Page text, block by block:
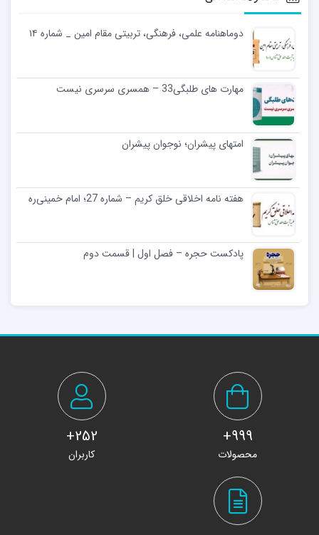
دوماهنامه علمی، فرهنگی، تربیتی مقام امین _ شماره ۱۴
مهارت های طلبگی33 – همسری سرسری نیست
امتهای پیشران؛ نوجوان پیشران
هفته نامه اخلاقی خلق کریم – شماره 27؛ امام خمینی‌ره
پادکست حجره – فصل اول | قسمت دوم
999+
محصولات
252+
کاربران